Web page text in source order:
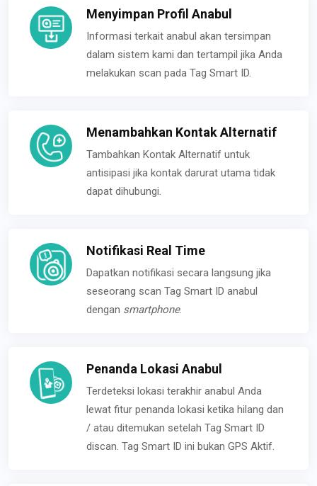
Menyimpan Profil Anabul
Informasi terkait anabul akan tersimpan
dalam sistem kami dan tertampil jika Anda
melakukan scan pada Tag Smart ID.
Menambahkan Kontak Alternatif
Tambahkan Kontak Alternatif untuk
antisipasi jika kontak darurat utama tidak
dapat dihubungi.
Notifikasi Real Time
Dapatkan notifikasi secara langsung jika
seseorang scan Tag Smart ID anabul
dengan smartphone.
Penanda Lokasi Anabul
Terdeteksi lokasi terakhir anabul Anda
lewat fitur penanda lokasi ketika hilang dan
/ atau ditemukan setelah Tag Smart ID
discan. Tag Smart ID ini bukan GPS Aktif.